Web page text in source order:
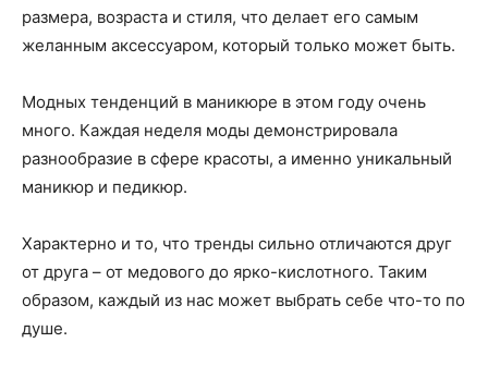
размера, возраста и стиля, что делает его самым
желанным аксессуаром, который только может быть.
Модных тенденций в маникюре в этом году очень
много. Каждая неделя моды демонстрировала
разнообразие в сфере красоты, а именно уникальный
маникюр и педикюр.
Характерно и то, что тренды сильно отличаются друг
от друга – от медового до ярко-кислотного. Таким
образом, каждый из нас может выбрать себе что-то по
душе.